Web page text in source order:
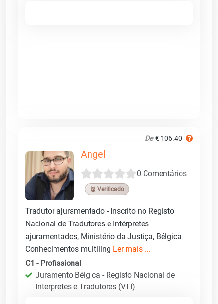
De € 106.40
Angel
0 Comentários
🥉 Verificado
Tradutor ajuramentado - Inscrito no Registo
Nacional de Tradutores e Intérpretes
ajuramentados, Ministério da Justiça, Bélgica
Conhecimentos multiling Ler mais ...
C1 - Profissional
Juramento Bélgica - Registo Nacional de
Intérpretes e Tradutores (VTI)